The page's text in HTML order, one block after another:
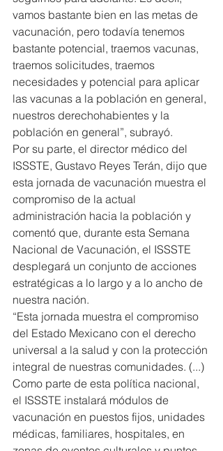
vamos bastante bien en las metas de
vacunación, pero todavía tenemos
bastante potencial, traemos vacunas,
traemos solicitudes, traemos
necesidades y potencial para aplicar
las vacunas a la población en general,
nuestros derechohabientes y la
población en general”, subrayó.
Por su parte, el director médico del
ISSSTE, Gustavo Reyes Terán, dijo que
esta jornada de vacunación muestra el
compromiso de la actual
administración hacia la población y
comentó que, durante esta Semana
Nacional de Vacunación, el ISSSTE
desplegará un conjunto de acciones
estratégicas a lo largo y a lo ancho de
nuestra nación.
“Esta jornada muestra el compromiso
del Estado Mexicano con el derecho
universal a la salud y con la protección
integral de nuestras comunidades. (...)
Como parte de esta política nacional,
el ISSSTE instalará módulos de
vacunación en puestos fijos, unidades
médicas, familiares, hospitales, en